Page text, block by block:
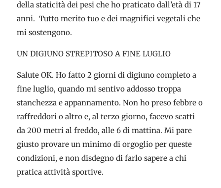
della staticità dei pesi che ho praticato dall’età di 17
anni. Tutto merito tuo e dei magnifici vegetali che
mi sostengono.
UN DIGIUNO STREPITOSO A FINE LUGLIO
Salute OK. Ho fatto 2 giorni di digiuno completo a
fine luglio, quando mi sentivo addosso troppa
stanchezza e appannamento. Non ho preso febbre o
raffreddori o altro e, al terzo giorno, facevo scatti
da 200 metri al freddo, alle 6 di mattina. Mi pare
giusto provare un minimo di orgoglio per queste
condizioni, e non disdegno di farlo sapere a chi
pratica attività sportive.